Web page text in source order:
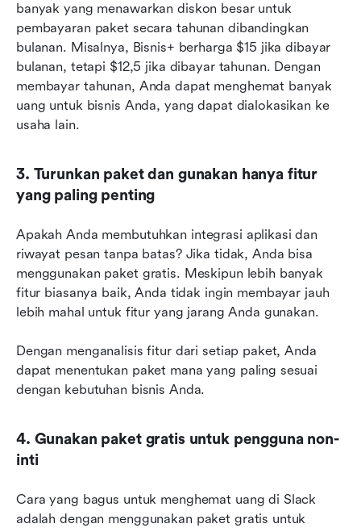
banyak yang menawarkan diskon besar untuk
pembayaran paket secara tahunan dibandingkan
bulanan. Misalnya, Bisnis+ berharga $15 jika dibayar
bulanan, tetapi $12,5 jika dibayar tahunan. Dengan
membayar tahunan, Anda dapat menghemat banyak
uang untuk bisnis Anda, yang dapat dialokasikan ke
usaha lain.
3. Turunkan paket dan gunakan hanya fitur
yang paling penting
Apakah Anda membutuhkan integrasi aplikasi dan
riwayat pesan tanpa batas? Jika tidak, Anda bisa
menggunakan paket gratis. Meskipun lebih banyak
fitur biasanya baik, Anda tidak ingin membayar jauh
lebih mahal untuk fitur yang jarang Anda gunakan.
Dengan menganalisis fitur dari setiap paket, Anda
dapat menentukan paket mana yang paling sesuai
dengan kebutuhan bisnis Anda.
4. Gunakan paket gratis untuk pengguna non-
inti
Cara yang bagus untuk menghemat uang di Slack
adalah dengan menggunakan paket gratis untuk